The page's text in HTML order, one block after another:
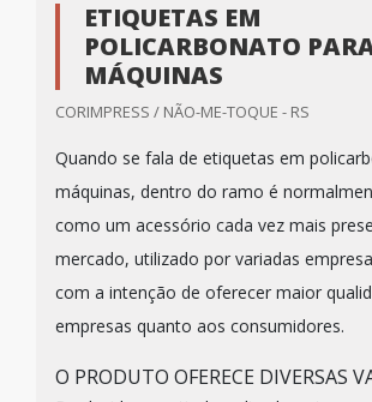
ETIQUETAS EM
POLICARBONATO
MÁQUINAS
CORIMPRESS / NÃO-ME-TOQUE - RS
Quando se fala de etiquetas em
máquinas, dentro do ramo é
como um acessório cada vez mais
mercado, utilizado por variadas
com a intenção de oferecer maior
empresas quanto aos consumidores.
O PRODUTO OFERECE DIVERSAS